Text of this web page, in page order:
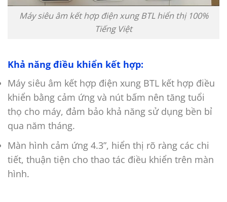
Máy siêu âm kết hợp điện xung BTL hiển thị 100%
Tiếng Việt
Khả năng điều khiển kết hợp:
Máy siêu âm kết hợp điện xung BTL kết hợp điều
khiển bằng cảm ứng và nút bấm nên tăng tuổi
thọ cho máy, đảm bảo khả năng sử dụng bền bỉ
qua năm tháng.
Màn hình cảm ứng 4.3”, hiển thị rõ ràng các chi
tiết, thuận tiện cho thao tác điều khiển trên màn
hình.